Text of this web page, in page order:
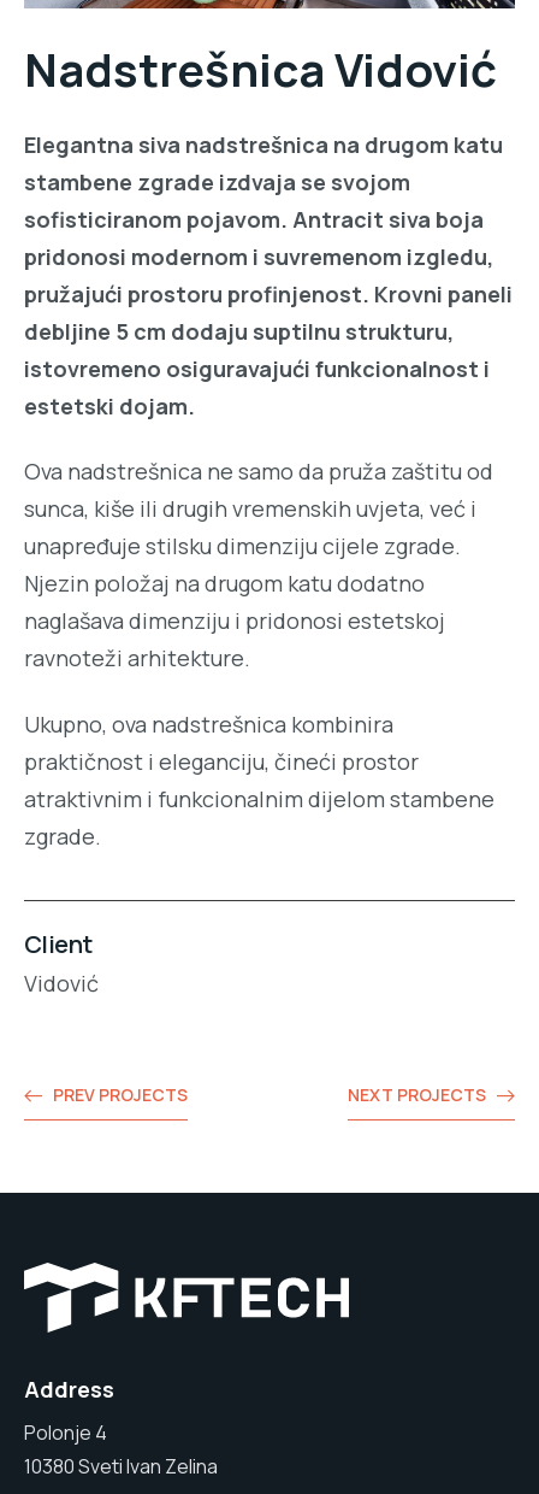
Nadstrešnica Vidović
Elegantna siva nadstrešnica na drugom katu
stambene zgrade izdvaja se svojom
sofisticiranom pojavom. Antracit siva boja
pridonosi modernom i suvremenom izgledu,
pružajući prostoru profinjenost. Krovni paneli
debljine 5 cm dodaju suptilnu strukturu,
istovremeno osiguravajući funkcionalnost i
estetski dojam.
Ova nadstrešnica ne samo da pruža zaštitu od
sunca, kiše ili drugih vremenskih uvjeta, već i
unapređuje stilsku dimenziju cijele zgrade.
Njezin položaj na drugom katu dodatno
naglašava dimenziju i pridonosi estetskoj
ravnoteži arhitekture.
Ukupno, ova nadstrešnica kombinira
praktičnost i eleganciju, čineći prostor
atraktivnim i funkcionalnim dijelom stambene
zgrade.
Client
Vidović
PREV PROJECTS NEXT PROJECTS
Address
Polonje 4
10380 Sveti Ivan Zelina